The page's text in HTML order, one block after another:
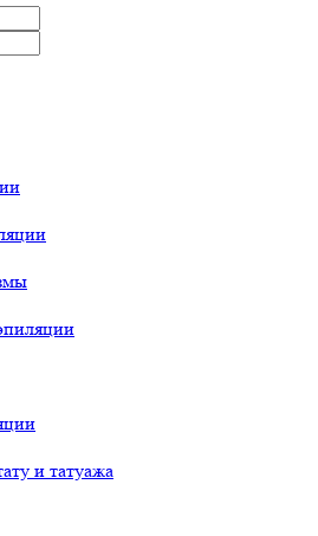
и татуажа